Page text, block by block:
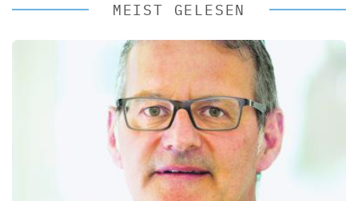
MEIST GELESEN